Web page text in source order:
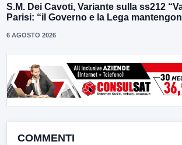
S.M. Dei Cavoti, Variante sulla ss212
Parisi: “il Governo e la Lega
6 AGOSTO 2026
COMMENTI